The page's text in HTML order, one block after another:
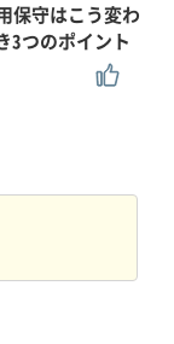
保守はこう変わ
3つのポイント